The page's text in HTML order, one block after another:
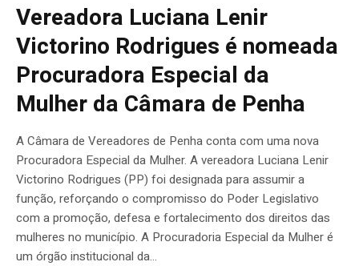
Vereadora Luciana Lenir
Victorino Rodrigues é nomeada
Procuradora Especial da
Mulher da Câmara de Penha
A Câmara de Vereadores de Penha conta com uma nova
Procuradora Especial da Mulher. A vereadora Luciana Lenir
Victorino Rodrigues (PP) foi designada para assumir a
função, reforçando o compromisso do Poder Legislativo
com a promoção, defesa e fortalecimento dos direitos das
mulheres no município. A Procuradoria Especial da Mulher é
um órgão institucional da...